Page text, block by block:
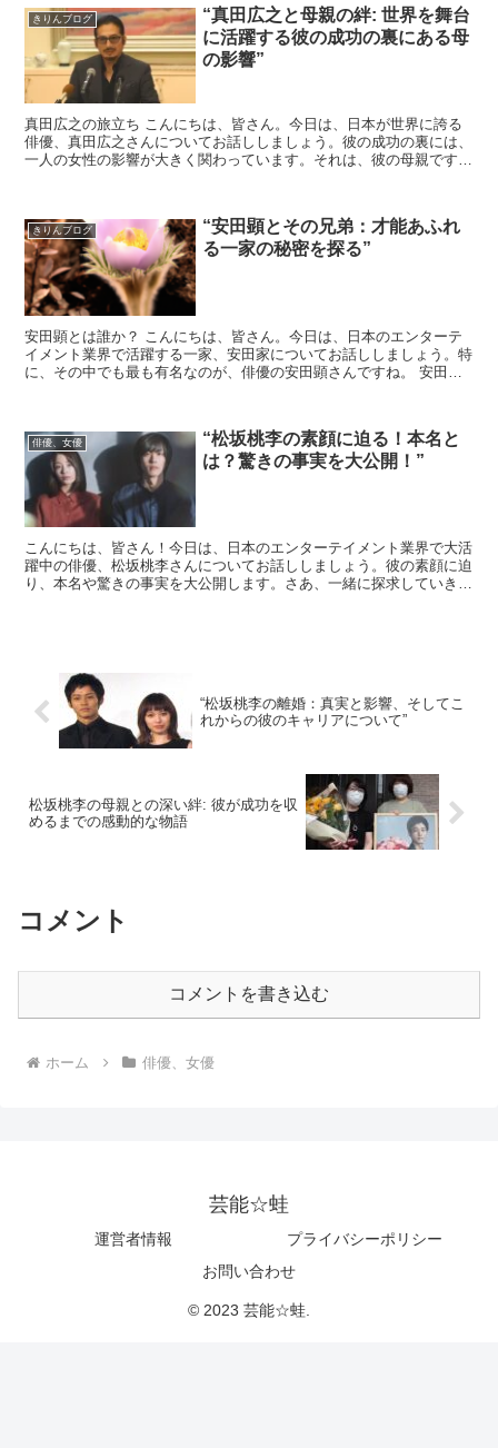
きりんブログ
“真田広之と母親の絆: 世界を舞台
に活躍する彼の成功の裏にある母
の影響”
真田広之の旅立ち こんにちは、皆さん。今日は、日本が世界に誇る
俳優、真田広之さんについてお話ししましょう。彼の成功の裏には、
一人の女性の影響が大きく関わっています。それは、彼の母親です。
きりんブログ
“安田顕とその兄弟：才能あふれ
る一家の秘密を探る”
安田顕とは誰か？ こんにちは、皆さん。今日は、日本のエンターテ
イメント業界で活躍する一家、安田家についてお話ししましょう。特
に、その中でも最も有名なのが、俳優の安田顕さんですね。 安田顕
俳優、女優
“松坂桃李の素顔に迫る！本名と
は？驚きの事実を大公開！”
こんにちは、皆さん！今日は、日本のエンターテイメント業界で大活
躍中の俳優、松坂桃李さんについてお話ししましょう。彼の素顔に迫
り、本名や驚きの事実を大公開します。さあ、一緒に探求していきま
“松坂桃李の離婚：真実と影響、そしてこ
れからの彼のキャリアについて”
松坂桃李の母親との深い絆: 彼が成功を収
めるまでの感動的な物語
コメント
コメントを書き込む
ホーム 俳優、女優
芸能☆蛙
運営者情報
プライバシーポリシー
お問い合わせ
© 2023 芸能☆蛙.